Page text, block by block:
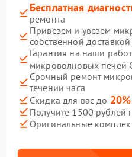
Бесплатная
ремонта
Привезем и увезем
собственной доставкой
Гарантия на наши
микроволновых печей
Срочный ремонт
течении часа
Скидка для вас до 20%
Получите 1500 рублей
Оригинальные